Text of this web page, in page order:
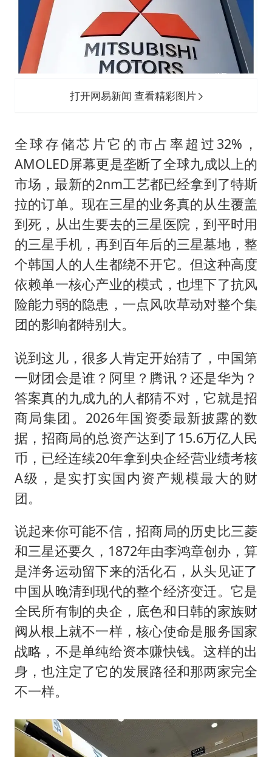
打开网易新闻 查看精彩图片
全球存储芯片它的市占率超过32%，
AMOLED屏幕更是垄断了全球九成以上的
市场，最新的2nm工艺都已经拿到了特斯
拉的订单。现在三星的业务真的从生覆盖
到死，从出生要去的三星医院，到平时用
的三星手机，再到百年后的三星墓地，整
个韩国人的人生都绕不开它。但这种高度
依赖单一核心产业的模式，也埋下了抗风
险能力弱的隐患，一点风吹草动对整个集
团的影响都特别大。
说到这儿，很多人肯定开始猜了，中国第
一财团会是谁？阿里？腾讯？还是华为？
答案真的九成九的人都猜不对，它就是招
商局集团。2026年国资委最新披露的数
据，招商局的总资产达到了15.6万亿人民
币，已经连续20年拿到央企经营业绩考核
A级，是实打实国内资产规模最大的财
团。
说起来你可能不信，招商局的历史比三菱
和三星还要久，1872年由李鸿章创办，算
是洋务运动留下来的活化石，从头见证了
中国从晚清到现代的整个经济变迁。它是
全民所有制的央企，底色和日韩的家族财
阀从根上就不一样，核心使命是服务国家
战略，不是单纯给资本赚快钱。这样的出
身，也注定了它的发展路径和那两家完全
不一样。